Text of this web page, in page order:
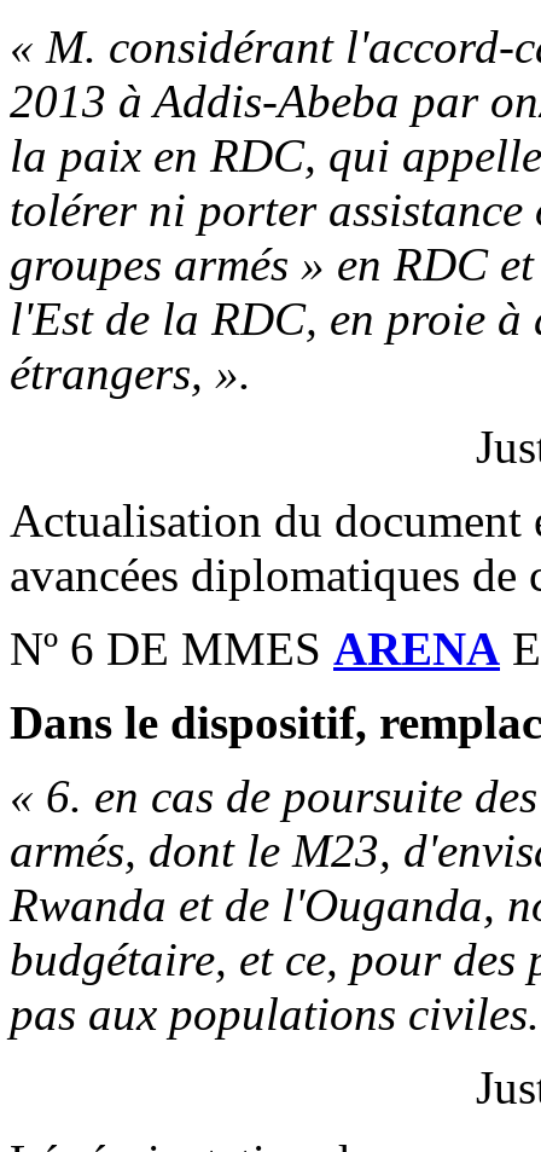
« M. considérant l'accord-
2013 à Addis-Abeba par
la paix en RDC, qui
tolérer ni porter assistance
groupes armés » en RDC
l'Est de la RDC, en proie à
étrangers, ».
Actualisation du
avancées diplomatiques de
Nº 6 DE MMES ARENA
Dans le dispositif,
« 6. en cas de poursuite
armés, dont le M23,
Rwanda et de l'Ouganda,
budgétaire, et ce, pour des
pas aux populations